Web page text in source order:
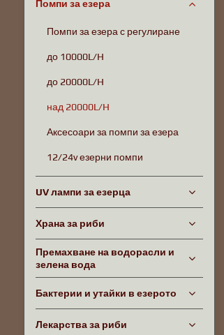
Помпи за езера
Помпи за езера с регулиране
до 10000L/H
до 20000L/H
над 20000L/H
Аксесоари за помпи за езера
12/24v езерни помпи
UV лампи за езерца
Храна за риби
Премахване на водорасли и
зелена вода
Бактерии и утайки в езерото
Лекарства за риби